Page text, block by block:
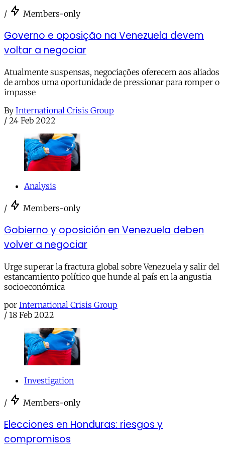
/ Members-only
Governo e oposição na Venezuela devem
voltar a negociar
Atualmente suspensas, negociações oferecem aos aliados
de ambos uma oportunidade de pressionar para romper o
impasse
By International Crisis Group
/ 24 Feb 2022
Analysis
/ Members-only
Gobierno y oposición en Venezuela deben
volver a negociar
Urge superar la fractura global sobre Venezuela y salir del
estancamiento político que hunde al país en la angustia
socioeconómica
por International Crisis Group
/ 18 Feb 2022
Investigation
/ Members-only
Elecciones en Honduras: riesgos y
compromisos